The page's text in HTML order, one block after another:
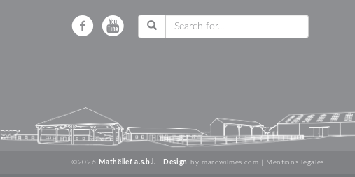
©2026 Mathëllef a.s.b.l. Design by marcwilmes.com Mentions légales